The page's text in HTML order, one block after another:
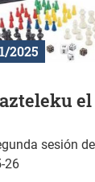
2025
sesión
26